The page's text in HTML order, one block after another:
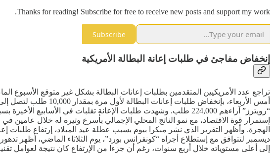
Thanks for reading! Subscribe for free to receive new posts and support my work.
Subscribe
إنخفاض مفاجئ في طلبات إعانة البطالة الأمريكية
تراجع عدد الأمريكيين المتقدمين بطلبات إعانات البطالة بشكل غير متوقع
“رويترز” آراءهم 224,000 طلب. وشهدت طلبات الإعانة تقلبات في
إستمرار قوة الاقتصاد، مع نمو الناتج المحلي الإجمالي بأسرع وتيرة له خلال
إلى أعلى مستوياته خلال أربع سنوات، رغم أن جزءا من الإرتفاع كان نتيجة لعوامل تقنية